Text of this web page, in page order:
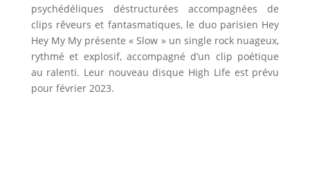
psychédéliques déstructurées accompagnées de
clips rêveurs et fantasmatiques, le duo parisien Hey
Hey My My présente « Slow » un single rock nuageux,
rythmé et explosif, accompagné d’un clip poétique
au ralenti. Leur nouveau disque High Life est prévu
pour février 2023.